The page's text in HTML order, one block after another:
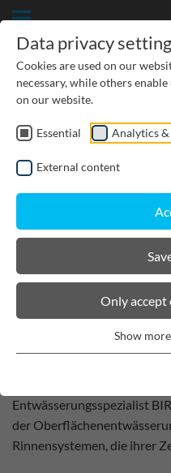
Von der Garage bis zum
Alles rund um die
Der Erfolg
Idee
Entwässerungsspezialist
der
Rinnensystemen, die ihrer
Data privacy
Cookies are used on our
necessary, while others
on our website.
Essential Analytics
External content
Only accept
Show